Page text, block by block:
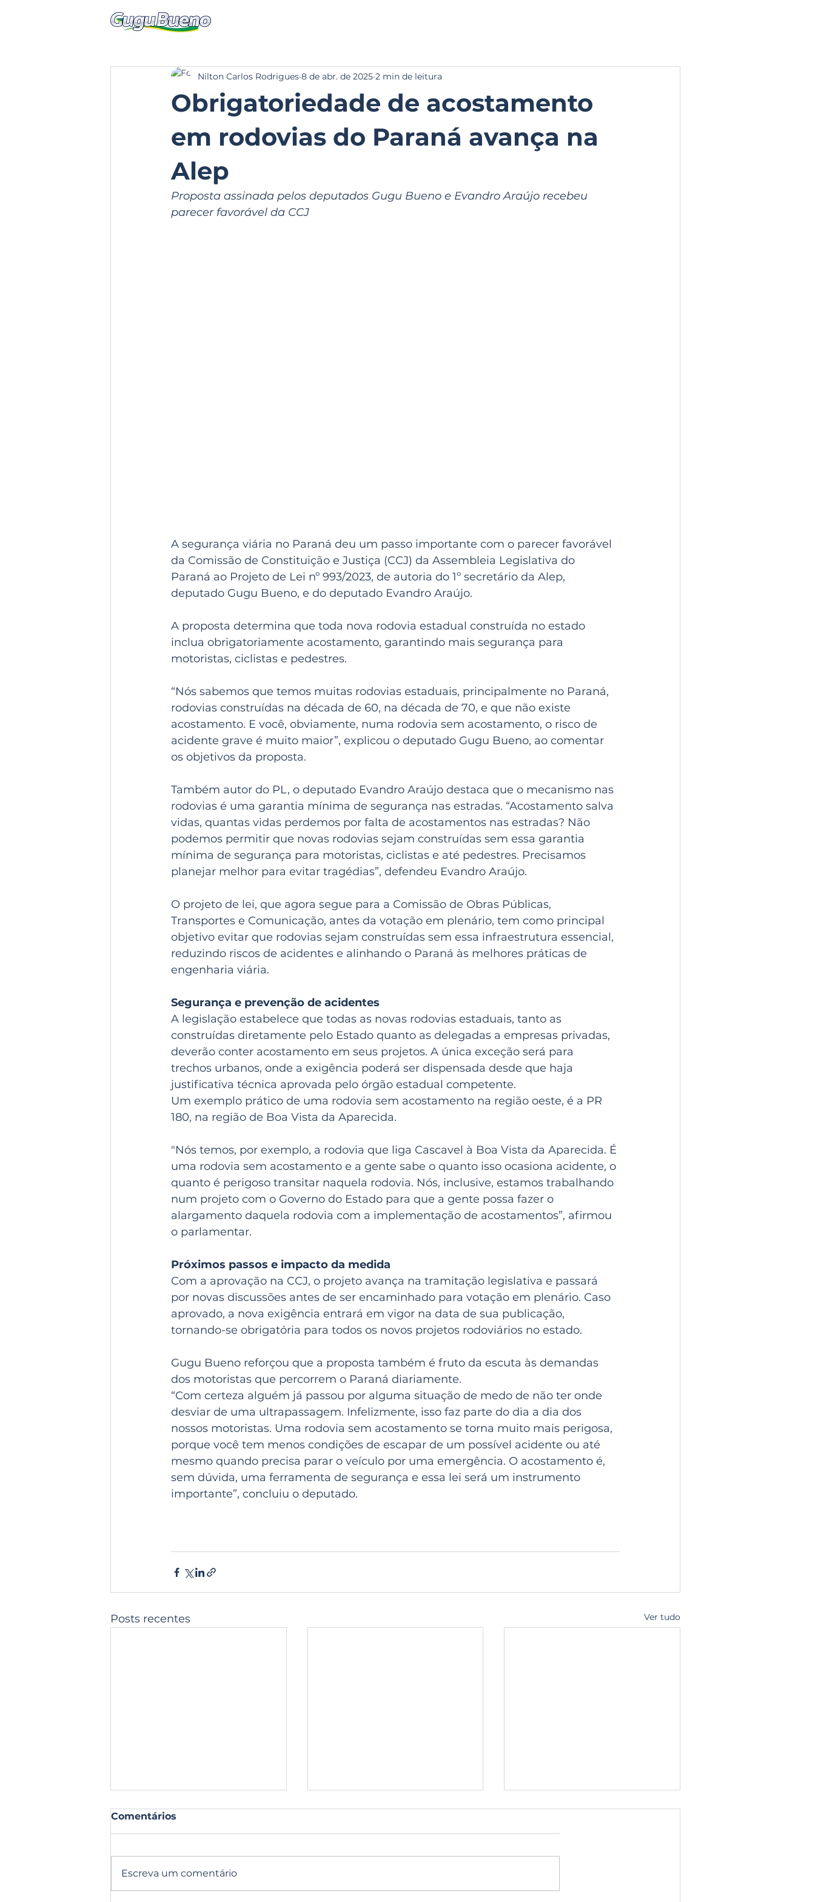
Obrigatoriedade de acostamento
em rodovias do Paraná avança na
Alep
Nilton Carlos Rodrigues 8 de abr. de 2025 2 min de leitura
Proposta assinada pelos deputados Gugu Bueno e Evandro Araújo recebeu
parecer favorável da CCJ
A segurança viária no Paraná deu um passo importante com o parecer favorável
da Comissão de Constituição e Justiça (CCJ) da Assembleia Legislativa do
Paraná ao Projeto de Lei nº 993/2023, de autoria do 1º secretário da Alep,
deputado Gugu Bueno, e do deputado Evandro Araújo.
A proposta determina que toda nova rodovia estadual construída no estado
inclua obrigatoriamente acostamento, garantindo mais segurança para
motoristas, ciclistas e pedestres.
“Nós sabemos que temos muitas rodovias estaduais, principalmente no Paraná,
rodovias construídas na década de 60, na década de 70, e que não existe
acostamento. E você, obviamente, numa rodovia sem acostamento, o risco de
acidente grave é muito maior”, explicou o deputado Gugu Bueno, ao comentar
os objetivos da proposta.
Também autor do PL, o deputado Evandro Araújo destaca que o mecanismo nas
rodovias é uma garantia mínima de segurança nas estradas. “Acostamento salva
vidas, quantas vidas perdemos por falta de acostamentos nas estradas? Não
podemos permitir que novas rodovias sejam construídas sem essa garantia
mínima de segurança para motoristas, ciclistas e até pedestres. Precisamos
planejar melhor para evitar tragédias”, defendeu Evandro Araújo.
O projeto de lei, que agora segue para a Comissão de Obras Públicas,
Transportes e Comunicação, antes da votação em plenário, tem como principal
objetivo evitar que rodovias sejam construídas sem essa infraestrutura essencial,
reduzindo riscos de acidentes e alinhando o Paraná às melhores práticas de
engenharia viária.
Segurança e prevenção de acidentes
A legislação estabelece que todas as novas rodovias estaduais, tanto as
construídas diretamente pelo Estado quanto as delegadas a empresas privadas,
deverão conter acostamento em seus projetos. A única exceção será para
trechos urbanos, onde a exigência poderá ser dispensada desde que haja
justificativa técnica aprovada pelo órgão estadual competente.
Um exemplo prático de uma rodovia sem acostamento na região oeste, é a PR
180, na região de Boa Vista da Aparecida.
"Nós temos, por exemplo, a rodovia que liga Cascavel à Boa Vista da Aparecida. É
uma rodovia sem acostamento e a gente sabe o quanto isso ocasiona acidente, o
quanto é perigoso transitar naquela rodovia. Nós, inclusive, estamos trabalhando
num projeto com o Governo do Estado para que a gente possa fazer o
alargamento daquela rodovia com a implementação de acostamentos”, afirmou
o parlamentar.
Próximos passos e impacto da medida
Com a aprovação na CCJ, o projeto avança na tramitação legislativa e passará
por novas discussões antes de ser encaminhado para votação em plenário. Caso
aprovado, a nova exigência entrará em vigor na data de sua publicação,
tornando-se obrigatória para todos os novos projetos rodoviários no estado.
Gugu Bueno reforçou que a proposta também é fruto da escuta às demandas
dos motoristas que percorrem o Paraná diariamente.
“Com certeza alguém já passou por alguma situação de medo de não ter onde
desviar de uma ultrapassagem. Infelizmente, isso faz parte do dia a dia dos
nossos motoristas. Uma rodovia sem acostamento se torna muito mais perigosa,
porque você tem menos condições de escapar de um possível acidente ou até
mesmo quando precisa parar o veículo por uma emergência. O acostamento é,
sem dúvida, uma ferramenta de segurança e essa lei será um instrumento
importante”, concluiu o deputado.
Posts recentes Ver tudo
Comentários
Escreva um comentário